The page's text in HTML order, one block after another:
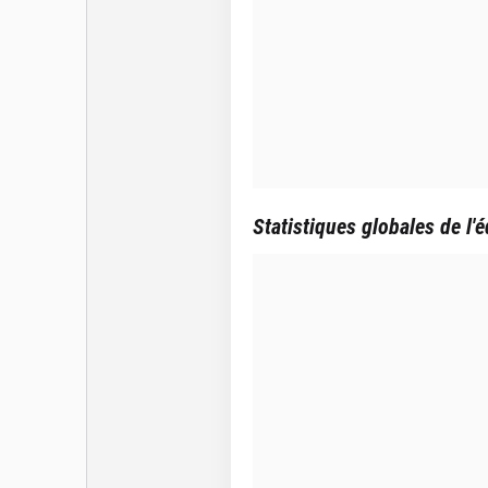
Statistiques globales de